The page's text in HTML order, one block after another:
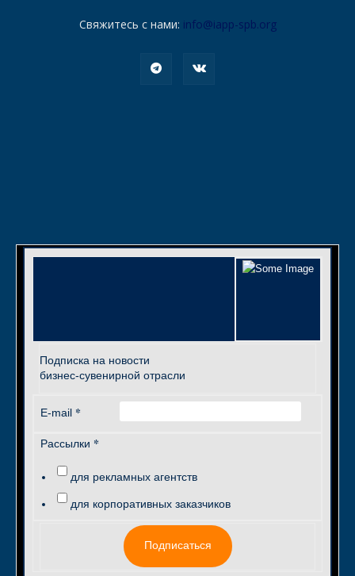
Свяжитесь с нами: info@iapp-spb.org
Подписка на новости
бизнес-сувенирной отрасли
E-mail *
Рассылки *
для рекламных агентств
для корпоративных заказчиков
Подписаться